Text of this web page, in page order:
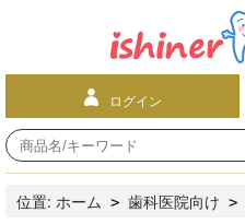
ログイン
位置: ホーム > 歯科医院向け >